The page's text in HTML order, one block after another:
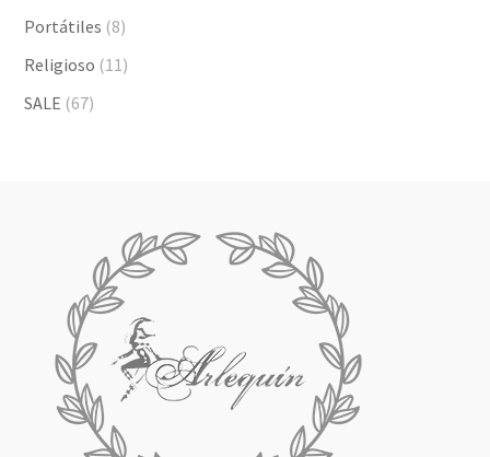
Portátiles (8)
Religioso (11)
SALE (67)